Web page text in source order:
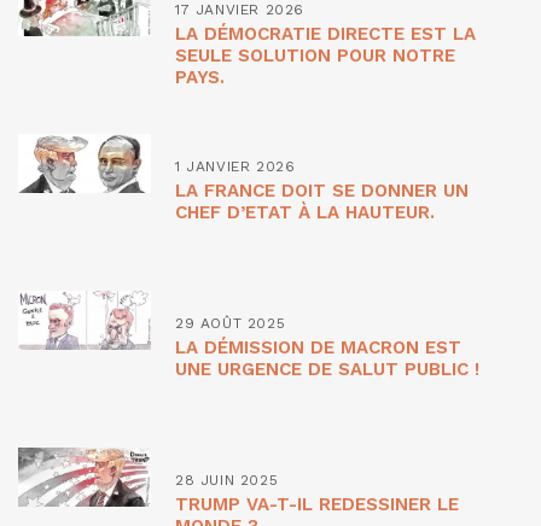
17 JANVIER 2026
LA DÉMOCRATIE DIRECTE EST LA
SEULE SOLUTION POUR NOTRE
PAYS.
1 JANVIER 2026
LA FRANCE DOIT SE DONNER UN
CHEF D’ETAT À LA HAUTEUR.
29 AOÛT 2025
LA DÉMISSION DE MACRON EST
UNE URGENCE DE SALUT PUBLIC !
28 JUIN 2025
TRUMP VA-T-IL REDESSINER LE